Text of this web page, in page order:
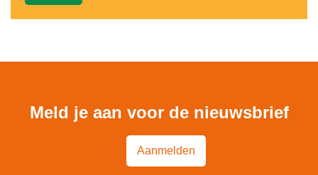
Meld je aan voor de nieuwsbrief
Aanmelden